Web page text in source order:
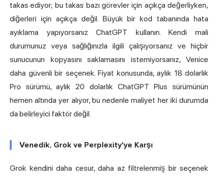
takas ediyor; bu takas bazı görevler için açıkça değerliyken,
diğerleri için açıkça değil. Büyük bir kod tabanında hata
ayıklama yapıyorsanız ChatGPT kullanın. Kendi mali
durumunuz veya sağlığınızla ilgili çalışıyorsanız ve hiçbir
sunucunun kopyasını saklamasını istemiyorsanız, Venice
daha güvenli bir seçenek. Fiyat konusunda, aylık 18 dolarlık
Pro sürümü, aylık 20 dolarlık ChatGPT Plus sürümünün
hemen altında yer alıyor, bu nedenle maliyet her iki durumda
da belirleyici faktör değil.
Venedik, Grok ve Perplexity'ye Karşı
Grok kendini daha cesur, daha az filtrelenmiş bir seçenek